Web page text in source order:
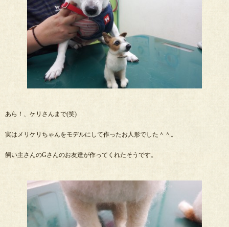
あら！、ケリさんまで(笑)
実はメリケリちゃんをモデルにして作ったお人形でした＾＾。
飼い主さんのGさんのお友達が作ってくれたそうです。